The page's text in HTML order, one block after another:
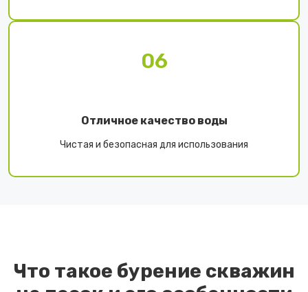
06
Отличное качество воды
Чистая и безопасная для использования
Что такое бурение скважин